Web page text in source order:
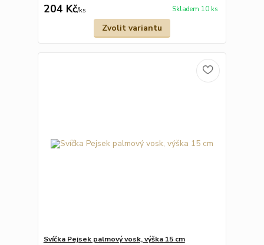
204 Kč/ks Skladem 10 ks
Zvolit variantu
Svíčka Pejsek palmový vosk, výška 15 cm